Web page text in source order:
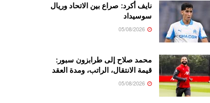
نايف أكرد: صراع بين الاتحاد وريال
سوسيداد
محمد صلاح إلى طرابزون سبور:
قيمة الانتقال، الراتب، ومدة العقد